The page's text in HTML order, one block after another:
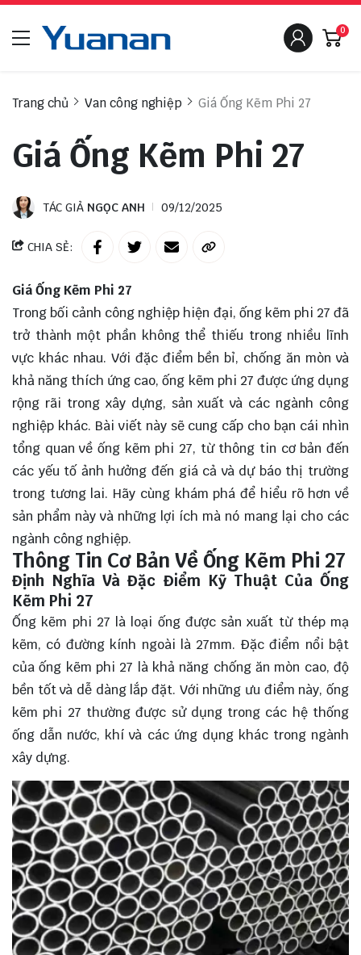
0
Trang chủ Van công nghiệp Giá Ống Kẽm Phi 27
Giá Ống Kẽm Phi 27
TÁC GIẢ NGỌC ANH 09/12/2025
CHIA SẺ:
Giá Ống Kẽm Phi 27
Trong bối cảnh công nghiệp hiện đại, ống kẽm phi 27 đã
trở thành một phần không thể thiếu trong nhiều lĩnh
vực khác nhau. Với đặc điểm bền bỉ, chống ăn mòn và
khả năng thích ứng cao, ống kẽm phi 27 được ứng dụng
rộng rãi trong xây dựng, sản xuất và các ngành công
nghiệp khác. Bài viết này sẽ cung cấp cho bạn cái nhìn
tổng quan về ống kẽm phi 27, từ thông tin cơ bản đến
các yếu tố ảnh hưởng đến giá cả và dự báo thị trường
trong tương lai. Hãy cùng khám phá để hiểu rõ hơn về
sản phẩm này và những lợi ích mà nó mang lại cho các
ngành công nghiệp.
Thông Tin Cơ Bản Về Ống Kẽm Phi 27
Định Nghĩa Và Đặc Điểm Kỹ Thuật Của Ống
Kẽm Phi 27
Ống kẽm phi 27 là loại ống được sản xuất từ thép mạ
kẽm, có đường kính ngoài là 27mm. Đặc điểm nổi bật
của ống kẽm phi 27 là khả năng chống ăn mòn cao, độ
bền tốt và dễ dàng lắp đặt. Với những ưu điểm này, ống
kẽm phi 27 thường được sử dụng trong các hệ thống
ống dẫn nước, khí và các ứng dụng khác trong ngành
xây dựng.